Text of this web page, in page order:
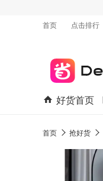
首页
点击排行
好货首页
首页 抢好货